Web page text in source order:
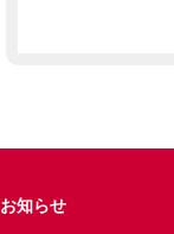
お知らせ